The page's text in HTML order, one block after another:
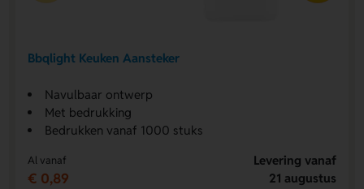
Bbqlight Keuken Aansteker
Navulbaar ontwerp
Met bedrukking
Bedrukken vanaf 1000 stuks
Al vanaf
€ 0,89
Levering vanaf
21 augustus